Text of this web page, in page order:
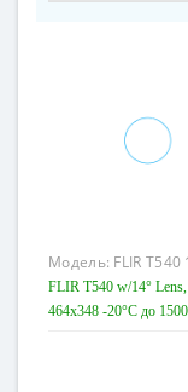
Модель: FLIR T540
FLIR T540 w/14° Lens,
464x348 -20°C до